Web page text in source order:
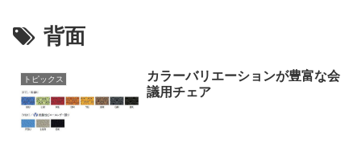
背面
トピックス
カラーバリエーションが豊富な会
議用チェア